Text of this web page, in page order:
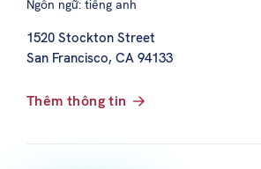
Ngôn ngữ: tiếng anh
1520 Stockton Street
San Francisco, CA 94133
Thêm thông tin